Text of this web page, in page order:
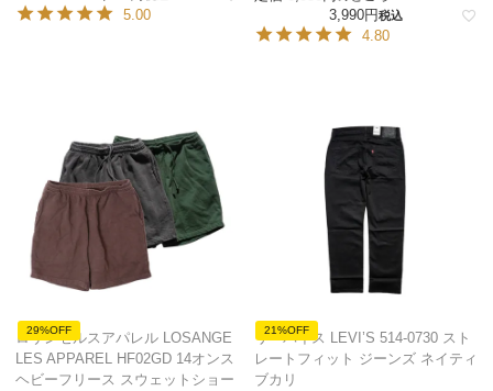
5.00 3,990 税込
4.80
29%OFF
ロサンゼルスアパレル LOSANGE
LES APPAREL HF02GD 14オンス
ヘビーフリース スウェットショー
21%OFF
リーバイス LEVI’S 514-0730 スト
レートフィット ジーンズ ネイティ
ブカリ